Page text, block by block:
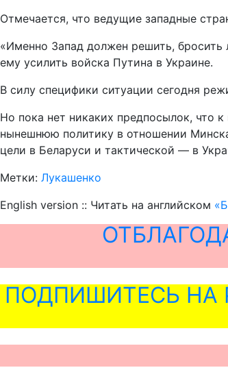
Отмечается, что ведущие западные
«Именно Запад должен решить, бросить
ему усилить войска Путина в Украине.
В силу специфики ситуации сегодня
Но пока нет никаких предпосылок, что
нынешнюю политику в отношении
цели в Беларуси и тактической — в
Метки: Лукашенко
English version :: Читать на английском
ПОДПИШИТЕСЬ НА